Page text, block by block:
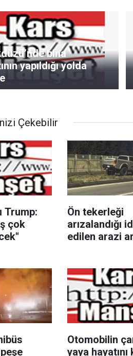
bina
yapıldığı yolda
Çekebilir
Trump:
çok
Ön tekerleği
arızalandığı
edilen arazi
Otomobilin
yaya